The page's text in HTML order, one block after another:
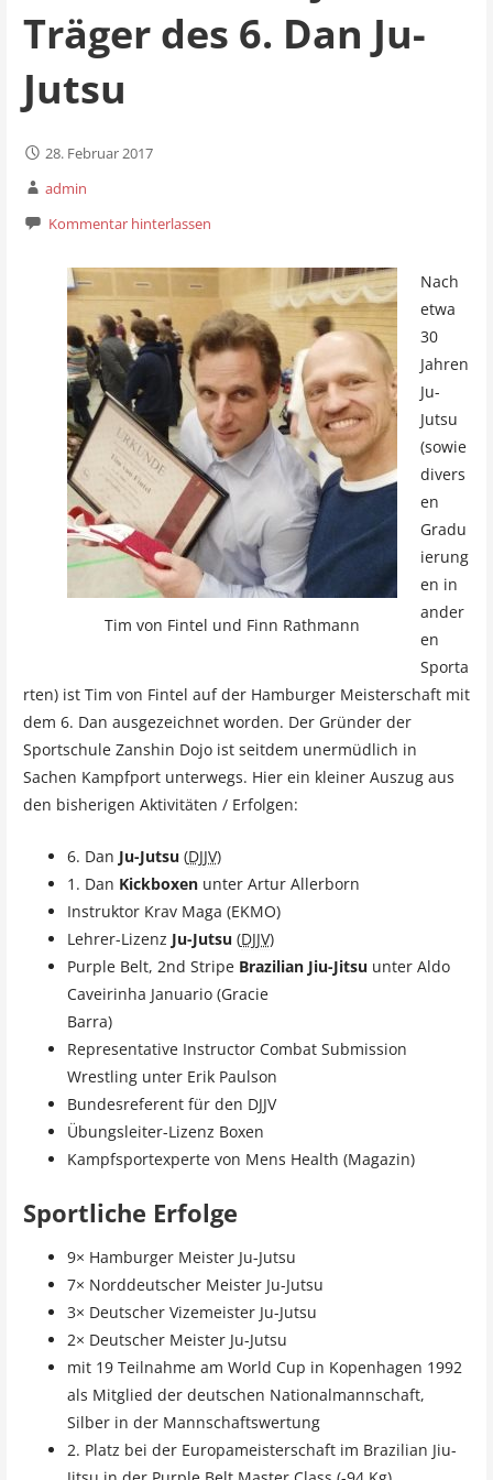
Träger des 6. Dan Ju-
Jutsu
28. Februar 2017
admin
Kommentar hinterlassen
Tim von Fintel und Finn Rathmann
Nach
etwa
30
Jahren
Ju-
Jutsu
(sowie
divers
en
Gradu
ierung
en in
ander
en
Sporta
rten) ist Tim von Fintel auf der Hamburger Meisterschaft mit
dem 6. Dan ausgezeichnet worden. Der Gründer der
Sportschule Zanshin Dojo ist seitdem unermüdlich in
Sachen Kampfport unterwegs. Hier ein kleiner Auszug aus
den bisherigen Aktivitäten / Erfolgen:
6. Dan Ju-Jutsu(DJJV)
1. Dan Kickboxenunter Artur Allerborn
Instruktor Krav Maga (EKMO)
Lehrer-Lizenz Ju-Jutsu(DJJV)
Purple Belt, 2nd Stripe Brazilian Jiu-Jitsuunter Aldo
Caveirinha Januario (Gracie
Barra)
Representative Instructor Combat Submission
Wrestlingunter Erik Paulson
Bundesreferent für den DJJV
Übungsleiter-Lizenz Boxen
Kampfsportexperte von Mens Health (Magazin)
Sportliche Erfolge
9× Hamburger Meister Ju-Jutsu
7× Norddeutscher Meister Ju-Jutsu
3× Deutscher Vizemeister Ju-Jutsu
2× Deutscher Meister Ju-Jutsu
mit 19 Teilnahme am World Cup in Kopenhagen 1992
als Mitglied der deutschen Nationalmannschaft,
Silber in der Mannschaftswertung
2. Platz bei der Europameisterschaft im Brazilian Jiu-